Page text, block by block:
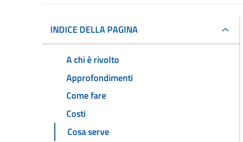
INDICE DELLA PAGINA
A chi è rivolto
Approfondimenti
Come fare
Costi
Cosa serve